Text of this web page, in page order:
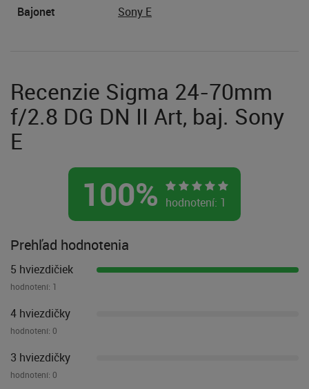
Bajonet Sony E
Recenzie Sigma 24-70mm
f/2.8 DG DN II Art, baj. Sony
E
100% hodnotení: 1
Prehľad hodnotenia
5 hviezdičiek
hodnotení: 1
4 hviezdičky
hodnotení: 0
3 hviezdičky
hodnotení: 0